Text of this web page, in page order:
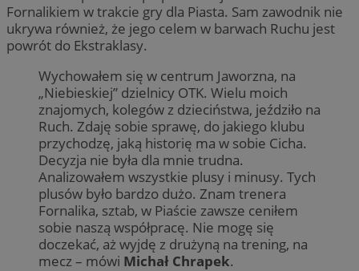
Fornalikiem w trakcie gry dla Piasta. Sam zawodnik nie
ukrywa również, że jego celem w barwach Ruchu jest
powrót do Ekstraklasy.
Wychowałem się w centrum Jaworzna, na
„Niebieskiej” dzielnicy OTK. Wielu moich
znajomych, kolegów z dzieciństwa, jeździło na
Ruch. Zdaję sobie sprawę, do jakiego klubu
przychodzę, jaką historię ma w sobie Cicha.
Decyzja nie była dla mnie trudna.
Analizowałem wszystkie plusy i minusy. Tych
plusów było bardzo dużo. Znam trenera
Fornalika, sztab, w Piaście zawsze ceniłem
sobie naszą współpracę. Nie mogę się
doczekać, aż wyjdę z drużyną na trening, na
mecz – mówi Michał Chrapek.